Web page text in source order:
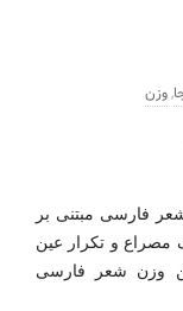
,وزن
فارسی مبتنی بر
مصراع و تکرار عین
وزن شعر فارسی